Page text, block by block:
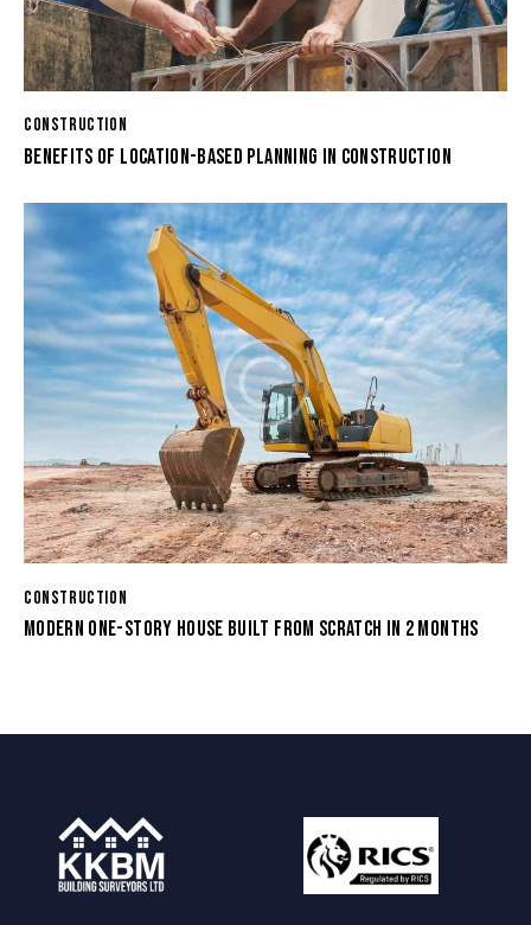
CONSTRUCTION
BENEFITS OF LOCATION-BASED PLANNING IN CONSTRUCTION
CONSTRUCTION
MODERN ONE-STORY HOUSE BUILT FROM SCRATCH IN 2 MONTHS